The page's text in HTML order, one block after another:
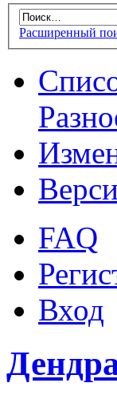
Расширенный
FAQ
Вход